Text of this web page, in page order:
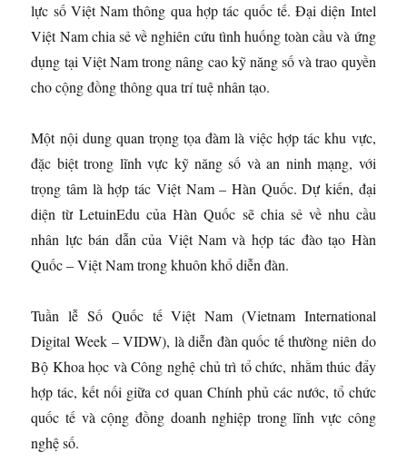
lực số Việt Nam thông qua hợp tác quốc tế. Đại diện Intel
Việt Nam chia sẻ về nghiên cứu tình huống toàn cầu và ứng
dụng tại Việt Nam trong nâng cao kỹ năng số và trao quyền
cho cộng đồng thông qua trí tuệ nhân tạo.
Một nội dung quan trọng tọa đàm là việc hợp tác khu vực,
đặc biệt trong lĩnh vực kỹ năng số và an ninh mạng, với
trọng tâm là hợp tác Việt Nam – Hàn Quốc. Dự kiến, đại
diện từ LetuinEdu của Hàn Quốc sẽ chia sẻ về nhu cầu
nhân lực bán dẫn của Việt Nam và hợp tác đào tạo Hàn
Quốc – Việt Nam trong khuôn khổ diễn đàn.
Tuần lễ Số Quốc tế Việt Nam (Vietnam International
Digital Week – VIDW), là diễn đàn quốc tế thường niên do
Bộ Khoa học và Công nghệ chủ trì tổ chức, nhằm thúc đẩy
hợp tác, kết nối giữa cơ quan Chính phủ các nước, tổ chức
quốc tế và cộng đồng doanh nghiệp trong lĩnh vực công
nghệ số.